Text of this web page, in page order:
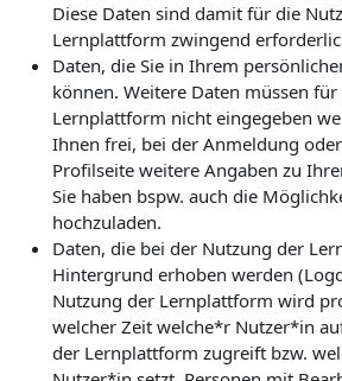
Diese Daten sind damit für die
Lernplattform zwingend
Daten, die Sie in Ihrem
können. Weitere Daten müssen
Lernplattform nicht eingegeben
Ihnen frei, bei der Anmeldung
Profilseite weitere Angaben zu
Sie haben bspw. auch die
hochzuladen.
Daten, die bei der Nutzung der
Hintergrund erhoben werden
Nutzung der Lernplattform wird
welcher Zeit welche*r Nutzer*in
der Lernplattform zugreift bzw.